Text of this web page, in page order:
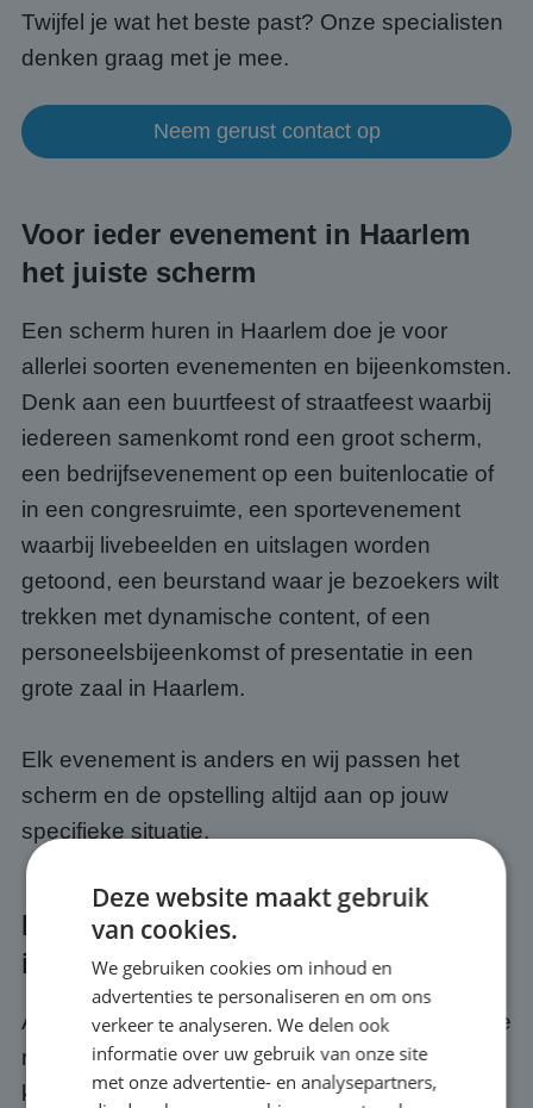
Twijfel je wat het beste past? Onze specialisten
denken graag met je mee.
Neem gerust contact op
Voor ieder evenement in Haarlem
het juiste scherm
Een scherm huren in Haarlem doe je voor
allerlei soorten evenementen en bijeenkomsten.
Denk aan een buurtfeest of straatfeest waarbij
iedereen samenkomt rond een groot scherm,
een bedrijfsevenement op een buitenlocatie of
in een congresruimte, een sportevenement
waarbij livebeelden en uitslagen worden
getoond, een beurstand waar je bezoekers wilt
trekken met dynamische content, of een
personeelsbijeenkomst of presentatie in een
grote zaal in Haarlem.
Elk evenement is anders en wij passen het
scherm en de opstelling altijd aan op jouw
specifieke situatie.
Kwaliteit en service bij jouw event
in Haarlem
Als je een scherm huurt bij ABC Scherm, huur je
meer dan alleen hardware. Je krijgt er een
kwaliteits- en servicegarantie bij. Wij zorgen
Deze website maakt gebruik
van cookies.
We gebruiken cookies om inhoud en
advertenties te personaliseren en om ons
verkeer te analyseren. We delen ook
informatie over uw gebruik van onze site
met onze advertentie- en analysepartners,